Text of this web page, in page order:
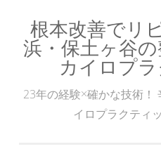
ン
根本改善でリ
浜・保土ヶ谷
カイロプ
23年の経験×確かな技術！
イロプラクティ